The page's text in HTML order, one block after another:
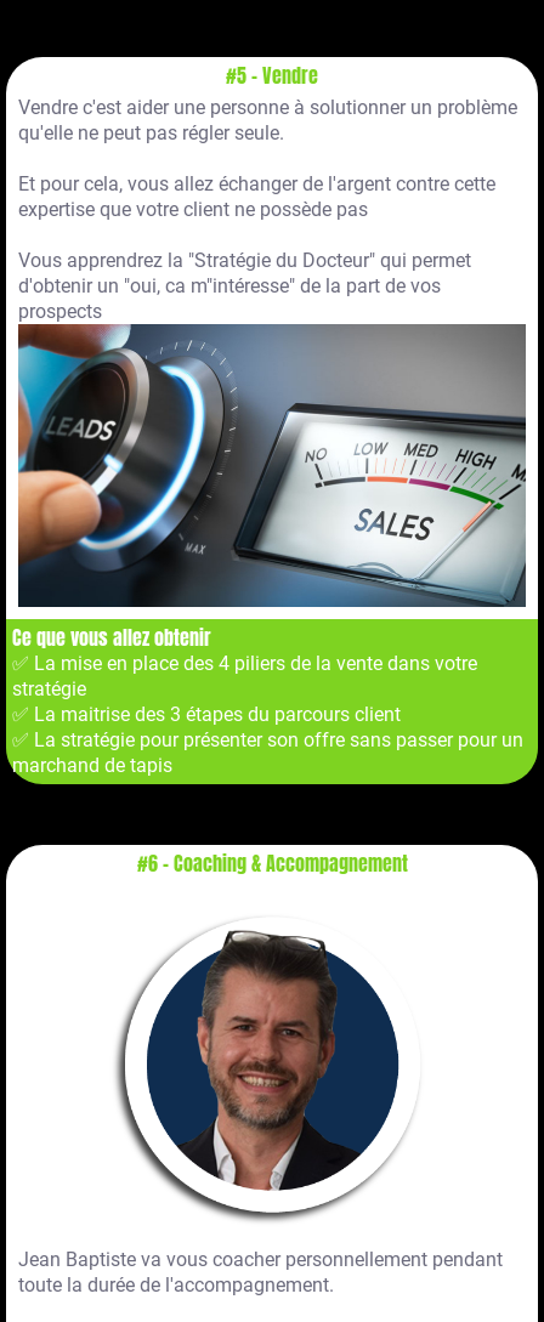
#5 - Vendre
Vendre c'est aider une personne à solutionner un problème
qu'elle ne peut pas régler seule.
Et pour cela, vous allez échanger de l'argent contre cette
expertise que votre client ne possède pas
Vous apprendrez la "Stratégie du Docteur" qui permet
d'obtenir un "oui, ca m"intéresse" de la part de vos
prospects
Ce que vous allez obtenir
✅ La mise en place des 4 piliers de la vente dans votre
stratégie
✅ La maitrise des 3 étapes du parcours client
✅ La stratégie pour présenter son offre sans passer pour un
marchand de tapis
#6 - Coaching & Accompagnement
Jean Baptiste va vous coacher personnellement pendant
toute la durée de l'accompagnement.